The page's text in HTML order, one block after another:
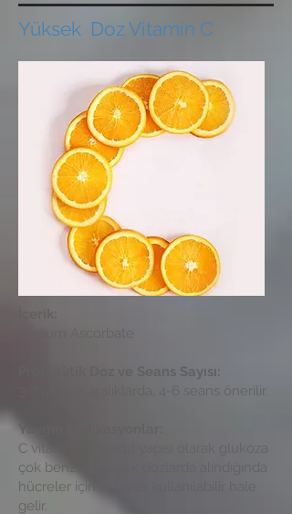
Yüksek Doz Vitamin C
Profilaktik Doz ve Seans Sayısı:
3-7 günlük aralıklarda, 4-6 seans önerilir.
Yaygın Endikasyonlar:
C vitamini molekül yapısı olarak glukoza
çok benzer. Yüksek dozlarda alındığında
hücreler için kolayca kullanılabilir hale
gelir.